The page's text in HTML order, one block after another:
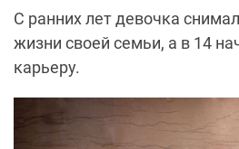
С ранних лет девочка
жизни своей семьи, а в 14
карьеру.